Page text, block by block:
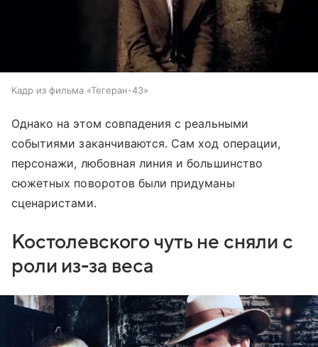
Кадр из фильма «Тегеран-43»
Однако на этом совпадения с реальными
событиями заканчиваются. Сам ход операции,
персонажи, любовная линия и большинство
сюжетных поворотов были придуманы
сценаристами.
Костолевского чуть не сняли с
роли из-за веса